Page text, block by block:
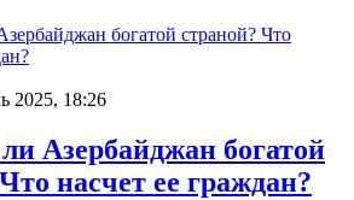
2025, 18:26
Азербайджан богатой
насчет ее граждан?